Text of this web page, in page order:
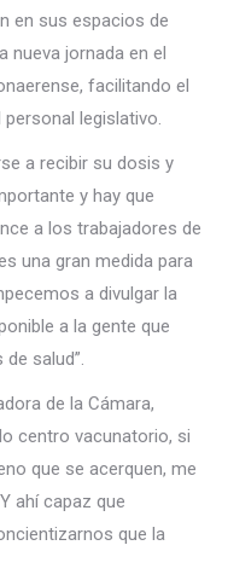
en sus espacios de
nueva jornada en el
facilitando el
legislativo.
a recibir su dosis y
y hay que
a los trabajadores de
una gran medida para
a divulgar la
a la gente que
salud”.
de la Cámara,
centro vacunatorio, si
que se acerquen, me
ahí capaz que
que la